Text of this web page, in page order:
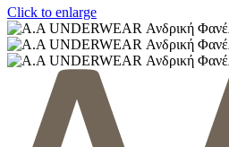
Click to enlarge